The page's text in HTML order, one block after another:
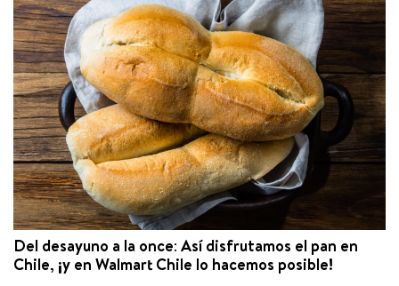
Del desayuno a la once: Así disfrutamos el pan en
Chile, ¡y en Walmart Chile lo hacemos posible!